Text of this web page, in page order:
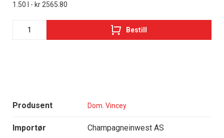
Produsent Dom. Vincey
Importør Champagneinwest AS
1.50 l - kr 2565.80
Bestill